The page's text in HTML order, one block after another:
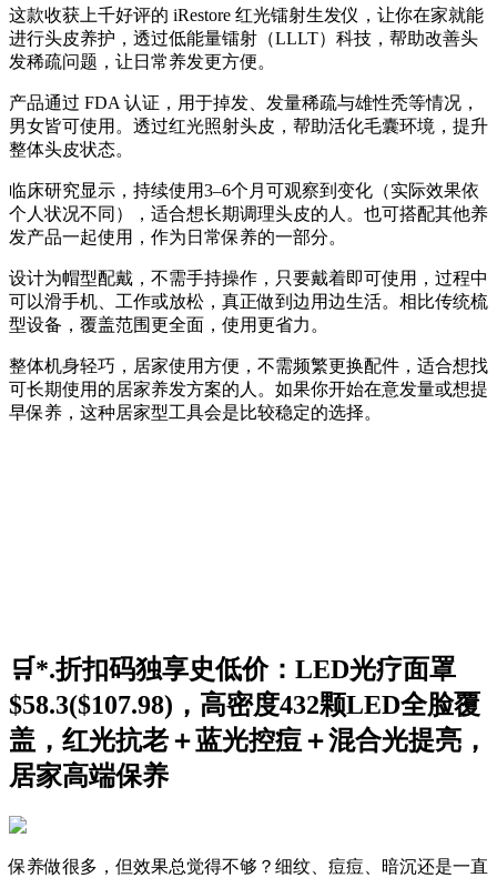
这款收获上千好评的 iRestore 红光镭射生发仪，让你在家就能
进行头皮养护，透过低能量镭射（LLLT）科技，帮助改善头
发稀疏问题，让日常养发更方便。
产品通过 FDA 认证，用于掉发、发量稀疏与雄性秃等情况，
男女皆可使用。透过红光照射头皮，帮助活化毛囊环境，提升
整体头皮状态。
临床研究显示，持续使用3–6个月可观察到变化（实际效果依
个人状况不同），适合想长期调理头皮的人。也可搭配其他养
发产品一起使用，作为日常保养的一部分。
设计为帽型配戴，不需手持操作，只要戴着即可使用，过程中
可以滑手机、工作或放松，真正做到边用边生活。相比传统梳
型设备，覆盖范围更全面，使用更省力。
整体机身轻巧，居家使用方便，不需频繁更换配件，适合想找
可长期使用的居家养发方案的人。如果你开始在意发量或想提
早保养，这种居家型工具会是比较稳定的选择。
🛒*.折扣码独享史低价：LED光疗面罩
$58.3($107.98)，高密度432颗LED全脸覆
盖，红光抗老＋蓝光控痘＋混合光提亮，
居家高端保养
保养做很多，但效果总觉得不够？细纹、痘痘、暗沉还是一直